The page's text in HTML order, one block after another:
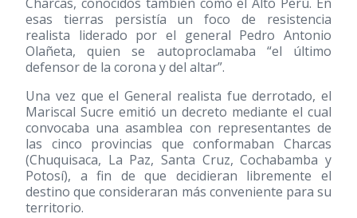
esas tierras persistía un foco de resistencia
realista liderado por el general Pedro Antonio
Olañeta, quien se autoproclamaba “el último
defensor de la corona y del altar”.
Una vez que el General realista fue derrotado, el
Mariscal Sucre emitió un decreto mediante el cual
convocaba una asamblea con representantes de
las cinco provincias que conformaban Charcas
(Chuquisaca, La Paz, Santa Cruz, Cochabamba y
Potosí), a fin de que decidieran libremente el
destino que consideraran más conveniente para su
territorio.